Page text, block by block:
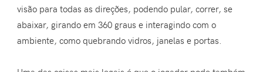
visão para todas as direções, podendo pular, correr, se
abaixar, girando em 360 graus e interagindo com o
ambiente, como quebrando vidros, janelas e portas.